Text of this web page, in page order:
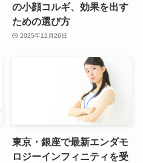
の小顔コルギ、効果を出す
ための選び方
2025年12月26日
東京・銀座で最新エンダモ
ロジーインフィニティを受